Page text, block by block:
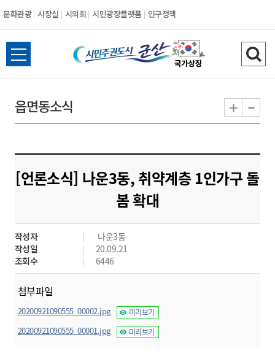
문화관광 시장실 시의회 시민광장플랫폼 인구정책
시
민
도
시
군
산
전
체
뉴
열
검
색
기
읍면동소식 + -
[언론소식] 나운3동, 취약계층 1인가구 돌
봄 확대
작성자
나운3동
작성일
20.09.21
조회수
6446
첨부파일
20200921090555_00002.jpg 미리보기
20200921090555_00001.jpg 미리보기